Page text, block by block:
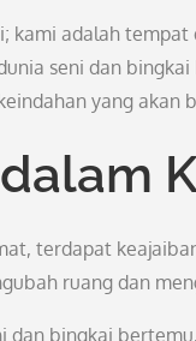
kami adalah
seni dan
yang akan
terdapat
ruang dan
bingkai